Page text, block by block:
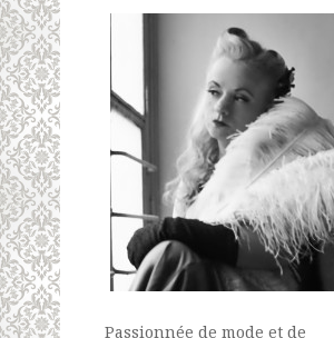
Passionnée de mode et de